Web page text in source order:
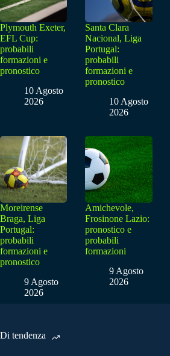
Plymouth Exeter,
EFL Cup:
probabili
formazioni e
pronostico
10 Agosto
2026
Santa Clara
Nacional, Liga
Portugal:
probabili
formazioni e
pronostico
10 Agosto
2026
Moreirense
Braga, Liga
Portugal:
probabili
formazioni e
pronostico
9 Agosto
2026
Amichevole,
Frosinone Lazio:
pronostico e
probabili
formazioni
9 Agosto
2026
Di tendenza